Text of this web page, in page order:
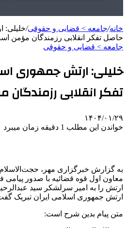
خانه/جامعه > قضایی و حقوقی/خلیلی:
حاصل تفکر انقلابی رزمندگان مؤمن
جامعه > قضایی و حقوقی
خلیلی: ارتش جمهوری
تفکر انقلابی
۱۴۰۴/۰۱/۲۹
خواندن این مطلب 1 دقیقه زمان میبرد
به گزارش خبرگزاری مهر،
ارتش را به امیر سرلشکر سید
ارتش جمهوری اسلامی ایران تبریک
متن پیام بدین شرح است: